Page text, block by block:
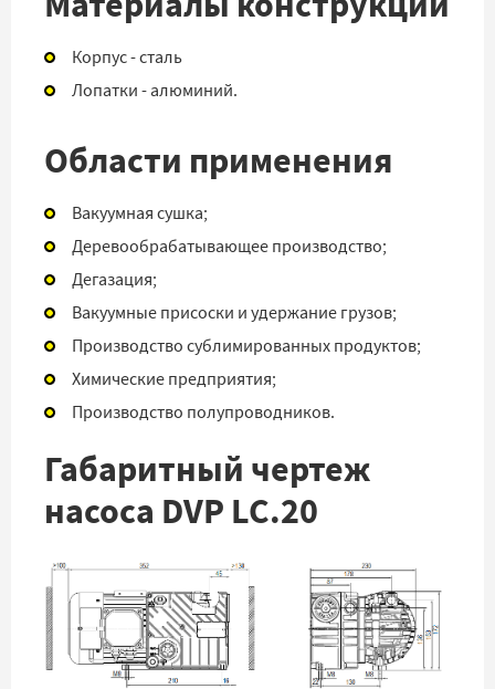
Корпус - сталь
Лопатки - алюминий.
Области применения
Вакуумная сушка;
Деревообрабатывающее производство;
Дегазация;
Вакуумные присоски и удержание грузов;
Производство сублимированных продуктов;
Химические предприятия;
Производство полупроводников.
Габаритный чертеж
насоса DVP LC.20